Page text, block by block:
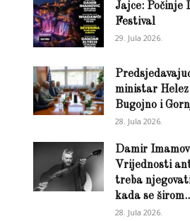
Jajce: Počinje
Festival
29. Jula 2026.
ministar
Bugojno i
28. Jula 2026.
Damir
Vrijednosti
treba
kada se
28. Jula 2026.